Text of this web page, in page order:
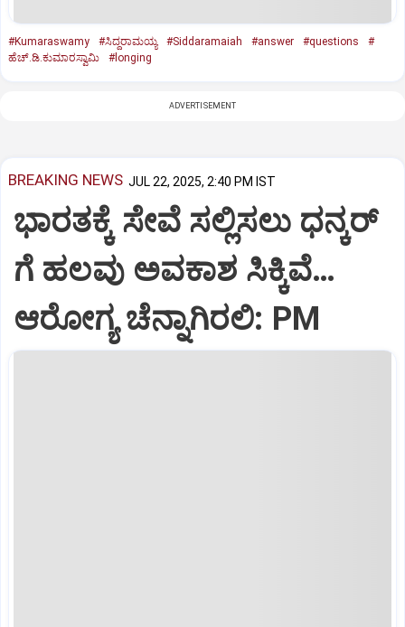
#Kumaraswamy #ಸಿದ್ದರಾಮಯ್ಯ #Siddaramaiah #answer #questions
#
ಹೆಚ್‌.ಡಿ.ಕುಮಾರಸ್ವಾಮಿ
#longing
ADVERTISEMENT
BREAKING NEWS JUL 22, 2025, 2:40 PM IST
ಭಾರತಕ್ಕೆ ಸೇವೆ ಸಲ್ಲಿಸಲು ಧನ್ಕರ್‌
ಗೆ ಹಲವು ಅವಕಾಶ ಸಿಕ್ಕಿವೆ…
ಆರೋಗ್ಯ ಚೆನ್ನಾಗಿರಲಿ: PM